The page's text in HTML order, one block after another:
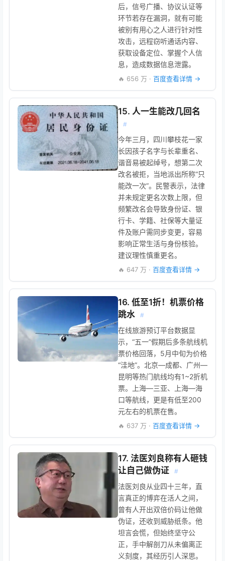
后，信号广播、协议认证等
环节若存在漏洞，就有可能
被别有用心之人进行针对性
攻击，远程窃听通话内容、
获取设备定位、掌握个人信
息，造成数据信息泄露。
🔥 656 万 · 百度查看详情 →
15. 人一生能改几回名
#
今年三月，四川攀枝花一家
长因孩子名字与长辈重名、
谐音易被起绰号，想第二次
改名被拒，当地派出所称“只
能改一次”。民警表示，法律
并未规定更名次数上限，但
频繁改名会导致身份证、银
行卡、学籍、社保等大量证
件及账户需同步变更，容易
影响正常生活与身份核验。
建议理性慎重更名。
🔥 647 万 · 百度查看详情 →
16. 低至1折！机票价格
跳水
#
在线旅游预订平台数据显
示，“五一”假期后多条航线机
票价格回落，5月中旬为价格
“洼地”。北京—成都、广州—
昆明等热门航线均有1~2折机
票。上海—三亚、上海—海
口等航线，更是有低至200
元左右的机票在售。
🔥 637 万 · 百度查看详情 →
17. 法医刘良称有人砸钱
让自己做伪证
#
法医刘良从业四十三年，直
言真正的博弈在活人之间，
曾有人开出双倍价码让他做
伪证，还收到威胁纸条。他
坦言会慌，但始终坚守公
正，手中解剖刀从未偏离正
义刻度，其经历引人深思。